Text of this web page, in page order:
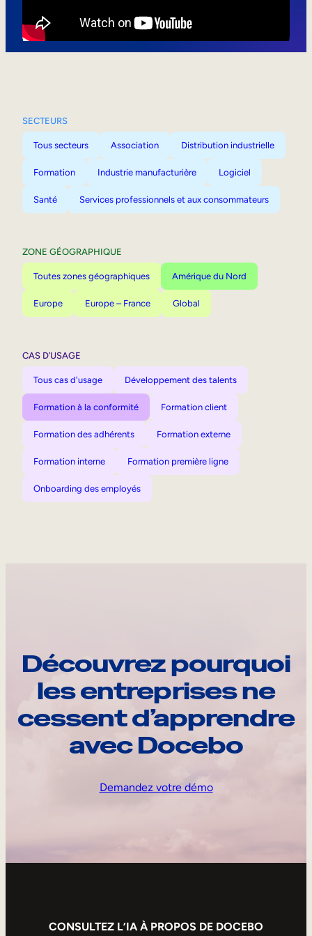
SECTEURS
Tous secteurs Association Distribution industrielle
Formation Industrie manufacturière Logiciel
Santé Services professionnels et aux consommateurs
ZONE GÉOGRAPHIQUE
Toutes zones géographiques Amérique du Nord
Europe Europe – France Global
CAS D’USAGE
Tous cas d'usage Développement des talents
Formation à la conformité Formation client
Formation des adhérents Formation externe
Formation interne Formation première ligne
Onboarding des employés
Découvrez pourquoi
les entreprises ne
cessent d’apprendre
avec Docebo
Demandez votre démo
CONSULTEZ L’IA À PROPOS DE DOCEBO